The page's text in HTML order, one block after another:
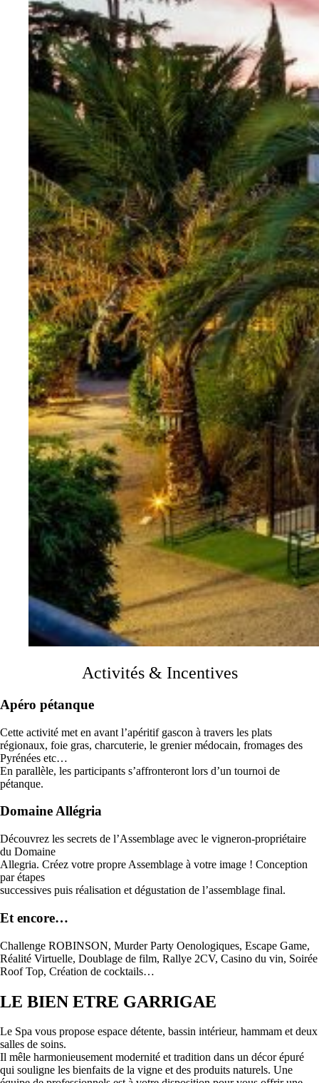
Activités & Incentives
Apéro pétanque
Cette activité met en avant l’apéritif gascon à travers les plats
régionaux, foie gras, charcuterie, le grenier médocain, fromages des
Pyrénées etc…
En parallèle, les participants s’affronteront lors d’un tournoi de
pétanque.
Domaine Allégria
Découvrez les secrets de l’Assemblage avec le vigneron-propriétaire
du Domaine
Allegria. Créez votre propre Assemblage à votre image ! Conception
par étapes
successives puis réalisation et dégustation de l’assemblage final.
Et encore…
Challenge ROBINSON, Murder Party Oenologiques, Escape Game,
Réalité Virtuelle, Doublage de film, Rallye 2CV, Casino du vin, Soirée
Roof Top, Création de cocktails…
LE BIEN ETRE GARRIGAE
Le Spa vous propose espace détente, bassin intérieur, hammam et deux
salles de soins.
Il mêle harmonieusement modernité et tradition dans un décor épuré
qui souligne les bienfaits de la vigne et des produits naturels. Une